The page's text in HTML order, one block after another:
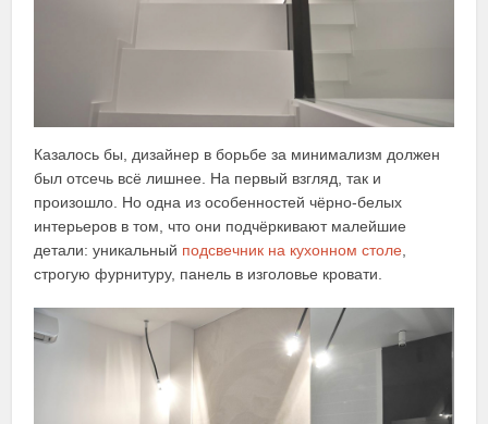
Казалось бы, дизайнер в борьбе за минимализм должен
был отсечь всё лишнее. На первый взгляд, так и
произошло. Но одна из особенностей чёрно-белых
интерьеров в том, что они подчёркивают малейшие
детали: уникальный подсвечник на кухонном столе
строгую фурнитуру, панель в изголовье кровати.